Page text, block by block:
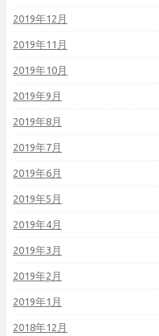
2019年12月
2019年11月
2019年10月
2019年9月
2019年8月
2019年7月
2019年6月
2019年5月
2019年4月
2019年3月
2019年2月
2019年1月
2018年12月